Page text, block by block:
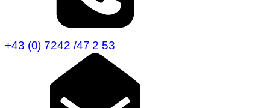
+43 (0) 7242 /47 2 53